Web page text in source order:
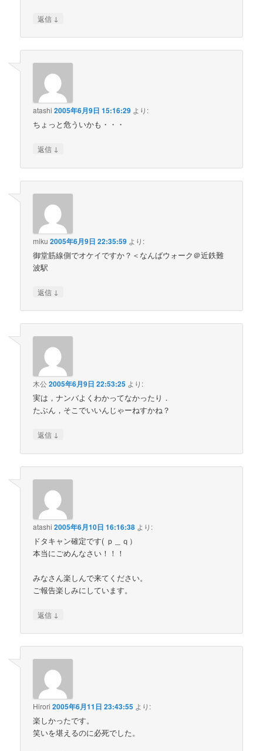
返信 ↓
atashi 2005年6月9日 15:16:29 より:
ちょっと危ういかも・・・
返信 ↓
miku 2005年6月9日 22:35:59 より:
御堂筋線側でオケイですか？＜なんばウォーク＠近鉄難
波駅
返信 ↓
木公2005年6月9日 22:53:25 より:
実は，ナンバよくわかってなかったり．
たぶん，そこでいいんじゃーねすかね？
返信 ↓
atashi 2005年6月10日 16:16:38 より:
ドタキャン確定です( ｐ＿ｑ）
本当にごめんなさい！！！
みなさん楽しんで来てください。
ご報告楽しみにしています。
返信 ↓
Hirori 2005年6月11日 23:43:55 より:
楽しかったです。
笑いを堪えるのに必死でした。